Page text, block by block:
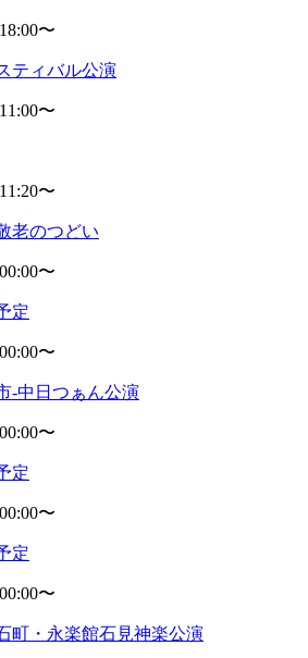
〜
ティバル公演
〜
〜
老のつどい
〜
定
〜
-中日つぁん公演
〜
定
〜
定
〜
町・永楽館石見神楽公演